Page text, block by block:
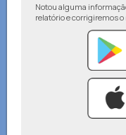
Notou alguma
relatório e corrigiremos